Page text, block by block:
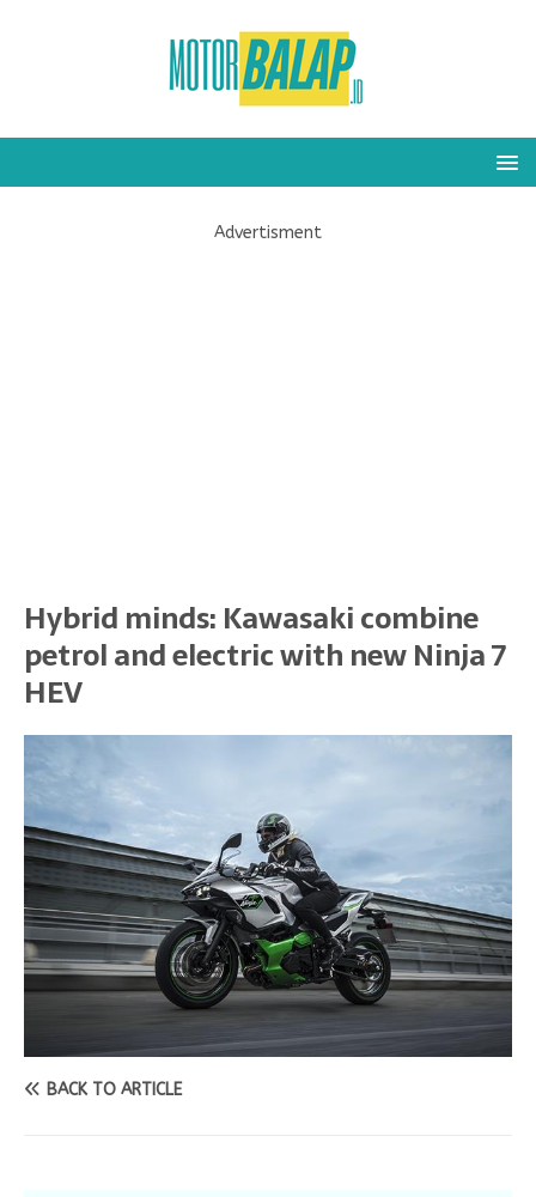
Advertisment
Hybrid minds: Kawasaki combine
petrol and electric with new Ninja 7
HEV
BACK TO ARTICLE